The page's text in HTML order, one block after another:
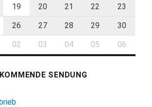
19 20 21 22 23
26 27 28 29 30
02 03 04 05 06
KOMMENDE SENDUNG